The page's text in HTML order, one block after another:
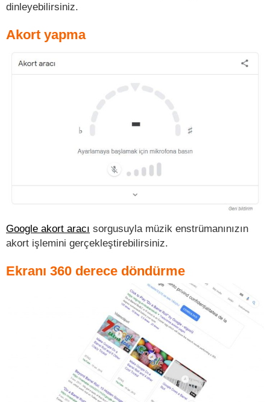
dinleyebilirsiniz.
Akort yapma
Google akort aracı sorgusuyla müzik enstrümanınızın
akort işlemini gerçekleştirebilirsiniz.
Ekranı 360 derece döndürme